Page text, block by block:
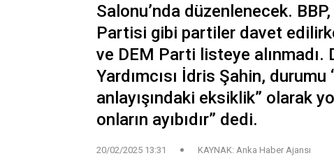
Salonu’nda düzenlenecek.
Partisi gibi partiler davet
ve DEM Parti listeye alınmadı.
Yardımcısı İdris Şahin,
anlayışındaki eksiklik” olarak
onların ayıbıdır” dedi.
20/02/2025 13:31 KAYNAK: Anka Haber Ajansı